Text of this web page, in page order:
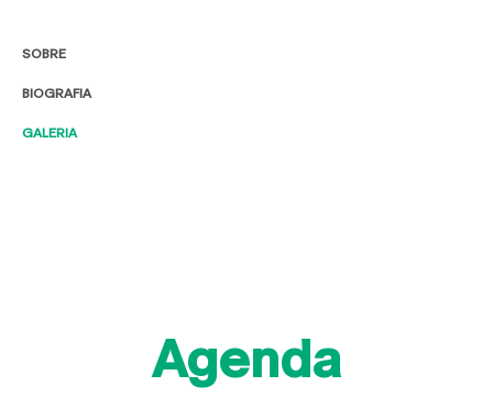
SOBRE
BIOGRAFIA
GALERIA
Agenda